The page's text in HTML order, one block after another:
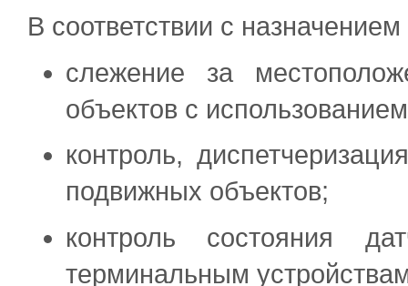
В соответствии с
слежение за
объектов с
контроль,
подвижных объектов;
контроль состояния
терминальным